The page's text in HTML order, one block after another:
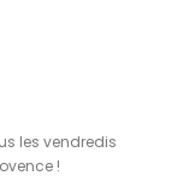
les vendredis
!